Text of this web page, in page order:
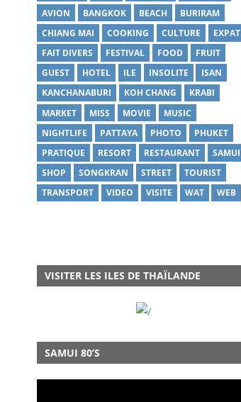
AVION
BANGKOK BEACH
BURIRAM
CHIANG MAI
COOKING CULTURE
EXPAT
FAIT DIVERS
FESTIVAL FOOD
FRUIT
GUEST
HOTEL ILE INSOLITE
ISAN
KANCHANABURI
KOH CHANG
KRABI
MARKET
MISS MOVIE
MUSIC
NIGHTLIFE
PATTAYA PHOTO
PHUKET
PRATIQUE
RESORT RESTAURANT
SAMUI
SHOP
SONGKRAN STREET
TOURIST
TRANSPORT
VIDEO VISITE WAT WEB
VISITER LES ILES DE THAÏLANDE
SAMUI 80’S